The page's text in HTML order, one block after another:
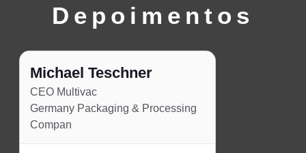
Depoimentos
Michael Teschner
CEO Multivac
Germany Packaging & Processing
Compan